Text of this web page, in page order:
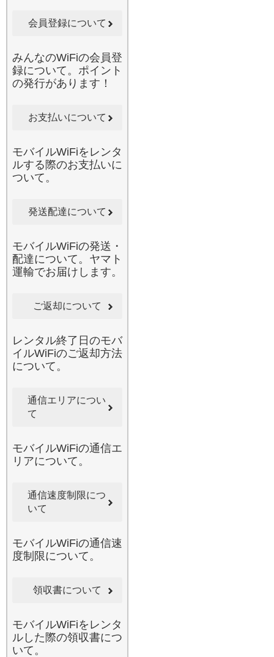
函するだけと、驚くほど手
軽です。みんなのWi-Fiで
ルに合わせた多様なプラン
をご提案しております。通
信費を抑えつつ、いつでも
どこでも制限なしの快適な
方に、心からお勧めしたい
当店のレンタルWi-Fiは、1
台のルーターで複数のデバ
イスに同時接続が可能で
レット、ノートパソコンだ
め、ご家族やグループでの
国内旅行に最適です。例え
ば、お子様が後部座席で動
はナビアプリで目的地を確
認するといった使い方もこ
なのWi-Fiなら、ラクラク設
定ですぐにつながるため、
メカに詳しくない方でも安
へお出かけになる際も、当
店の広範囲カバーエリアの
絡手段としても役立ちま
す。みんなで便利にシェア
して、旅の思い出を共有し
2026.6.3
国内でのレンタル導入実績
ートまであらゆるシーンで
活躍します。当店のルータ
Wi-Fiとは異なり、自分専用
の回線を独占できるため、
定しています。不特定多数
が接続して速度が低下しや
すい駅やカフェのネットワ
会員登録について
みんなのWiFiの会員登
録について。ポイント
の発行があります！
お支払いについて
モバイルWiFiをレンタ
ルする際のお支払いに
ついて。
発送配達について
モバイルWiFiの発送・
配達について。ヤマト
運輸でお届けします。
ご返却について
レンタル終了日のモバ
イルWiFiのご返却方法
について。
通信エリアについ
て
モバイルWiFiの通信エ
リアについて。
通信速度制限につ
いて
モバイルWiFiの通信速
度制限について。
領収書について
モバイルWiFiをレンタ
ルした際の領収書につ
いて。